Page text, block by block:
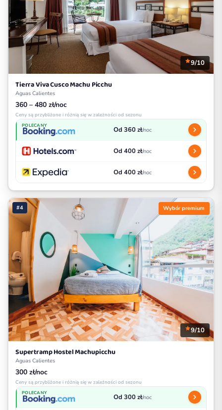
9/10
Tierra Viva Cusco Machu Picchu
Aguas Calientes
360 – 480 zł/noc
Ceny są przybliżone i różnią się w zależności od sezonu
POLECANY Od 360 zł/noc
Od 400 zł/noc
Od 400 zł/noc
#4 Wybór premium
9/10
Supertramp Hostel Machupicchu
Aguas Calientes
300 zł/noc
Ceny są przybliżone i różnią się w zależności od sezonu
POLECANY Od 300 zł/noc